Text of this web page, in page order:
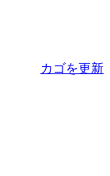
カゴを更新